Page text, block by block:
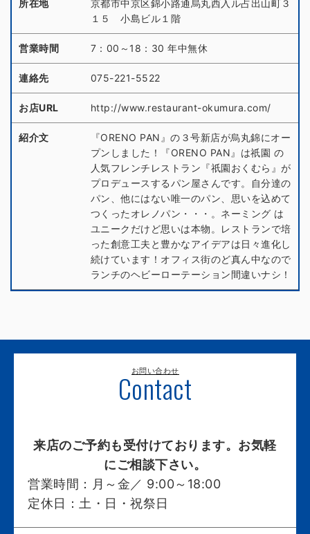
所在地
京都市中京区錦小路通烏丸西入ル占出山町３
１５ 小島ビル１階
営業時間 7：00～18：30 年中無休
連絡先 075-221-5522
お店URL http://www.restaurant-okumura.com/
紹介文
『ORENO PAN』の３号新店が烏丸錦にオー
プンしました！『ORENO PAN』は祇園 の
人気フレンチレストラン『祇園おくむら』が
プロデュースするパン屋さんです。自分達の
パン、他にはない唯一のパン、思いを込めて
つくったオレノパン・・・。ネーミング は
ユニークだけど思いは本物。レストランで培
った創意工夫と豊かなアイデアは日々進化し
続けています！オフィス街のど真ん中なので
ランチのヘビーローテーション間違いナシ！
お問い合わせ
Contact
来店のご予約も受付けております。お気軽
にご相談下さい。
営業時間：
月～金／ 9:00～18:00
定休日： 土・日・祝祭日